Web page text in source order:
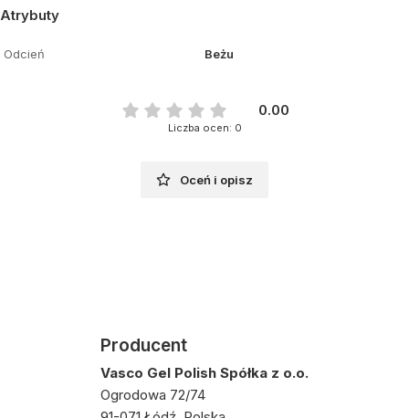
Atrybuty
Odcień Beżu
0.00
Liczba ocen: 0
Oceń i opisz
Producent
Vasco Gel Polish Spółka z o.o.
Ogrodowa 72/74